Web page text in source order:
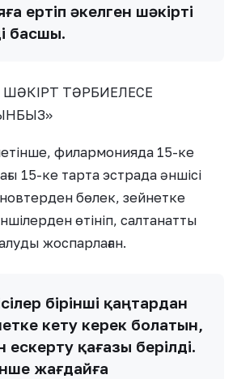
ертіп әкелген шәкірті
басшы.
ТӘРБИЕЛЕСЕ
филармонияда 15-ке
15-ке тарта эстрада әншісі
бөлек, зейнетке
өтініп, салтанатты
жоспарлаған.
бірінші қаңтардан
кету керек болатын,
ескерту қағазы берілді.
жағдайға